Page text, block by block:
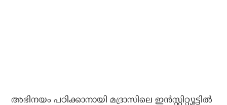
അഭിനയം പഠിക്കാനായി മദ്രാസിലെ ഇന്‍സ്റ്റിറ്റ്യൂട്ടില്‍